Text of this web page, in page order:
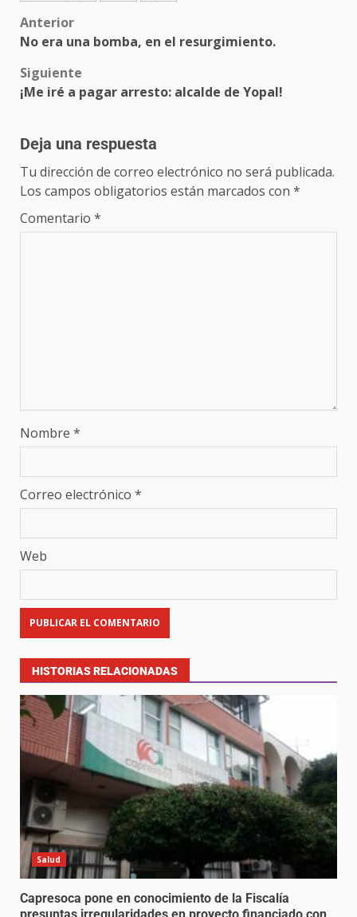
Anterior
No era una bomba, en el resurgimiento.
Siguiente
¡Me iré a pagar arresto: alcalde de Yopal!
Deja una respuesta
Tu dirección de correo electrónico no será publicada.
Los campos obligatorios están marcados con *
Comentario *
Nombre *
Correo electrónico *
Web
HISTORIAS RELACIONADAS
Salud
Capresoca pone en conocimiento de la Fiscalía